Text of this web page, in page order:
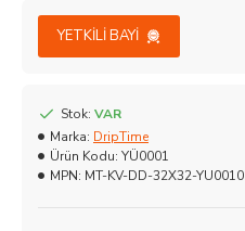
YETKILI BAYI
Stok: VAR
Marka: DripTime
Ürün Kodu: YÜ0001
MPN: MT-KV-DD-32X32-YU0010